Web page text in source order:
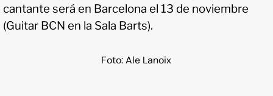
cantante será en Barcelona el 13 de noviembre
(Guitar BCN en la Sala Barts).
Foto: Ale Lanoix